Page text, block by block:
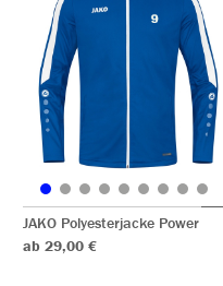
JAKO Polyesterjacke Power
ab 29,00 €